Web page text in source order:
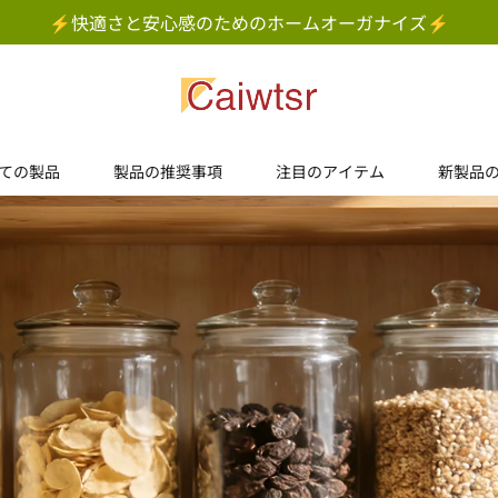
⚡快適さと安心感のためのホームオーガナイズ⚡
の製品 製品の推奨事項 注目のアイテム 新製品